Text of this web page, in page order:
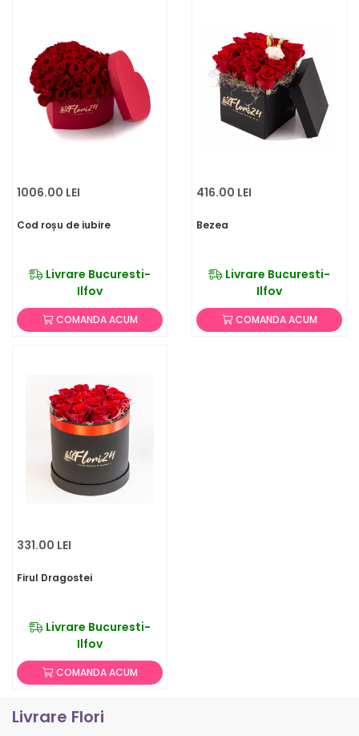
1006.00 LEI
Cod roșu de iubire
Livrare Bucuresti-
Ilfov
COMANDA ACUM
416.00 LEI
Bezea
Livrare Bucuresti-
Ilfov
COMANDA ACUM
331.00 LEI
Firul Dragostei
Livrare Bucuresti-
Ilfov
COMANDA ACUM
Livrare Flori